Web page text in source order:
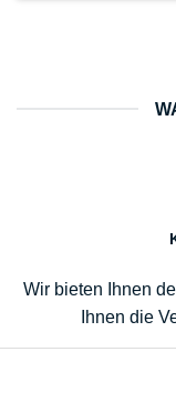
Wir bieten Ihnen
Ihnen die